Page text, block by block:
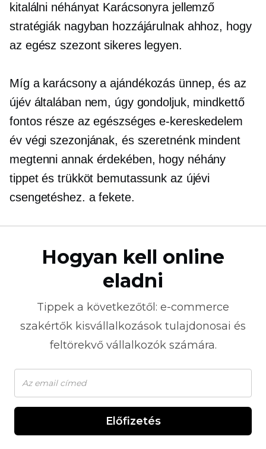
kitalálni néhányat Karácsonyra jellemző
stratégiák nagyban hozzájárulnak ahhoz, hogy
az egész szezont sikeres legyen.
Míg a karácsony aajándékozás ünnep, és az
újév általában nem, úgy gondoljuk, mindkettő
fontos része az egészséges e-kereskedelem
év végi szezonjának, és szeretnénk mindent
megtenni annak érdekében, hogy néhány
tippet és trükköt bemutassunk az újévi
csengetéshez. a fekete.
Hogyan kell online
eladni
Tippek a következőtől: e-commerce
szakértők kisvállalkozások tulajdonosai és
feltörekvő vállalkozók számára.
Előfizetés